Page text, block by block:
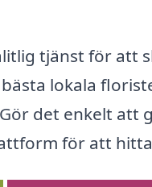
tjänst för att
lokala
det enkelt att
för att